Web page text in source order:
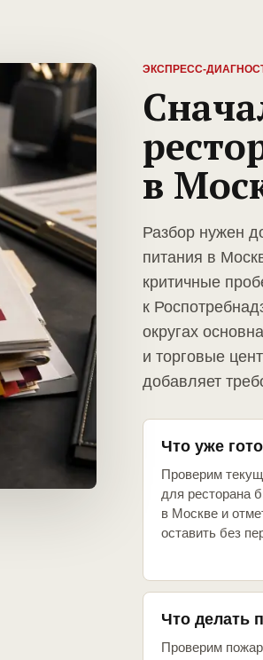
ЭКСПРЕСС-
в
Разбор нужен
питания в
критичные
к
округах
и торговые
добавляет
Что уже
Проверим
для ресторана
в Москве и
оставить без
Что делать
Проверим